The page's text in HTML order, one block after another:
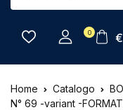
0 €
Home Catalogo
N° 69 -variant -